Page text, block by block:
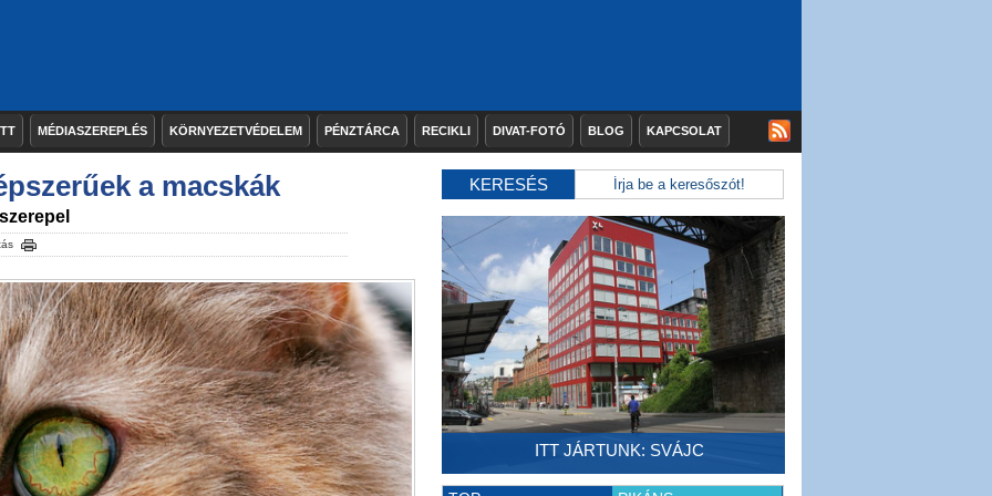
MÉDIASZEREPLÉS KÖRNYEZETVÉDELEM PÉNZTÁRCA RECIKLI DIVAT-FOTÓ BLOG KAPCSOLAT
a macskák KERESÉS
ITT JÁRTUNK: SVÁJC